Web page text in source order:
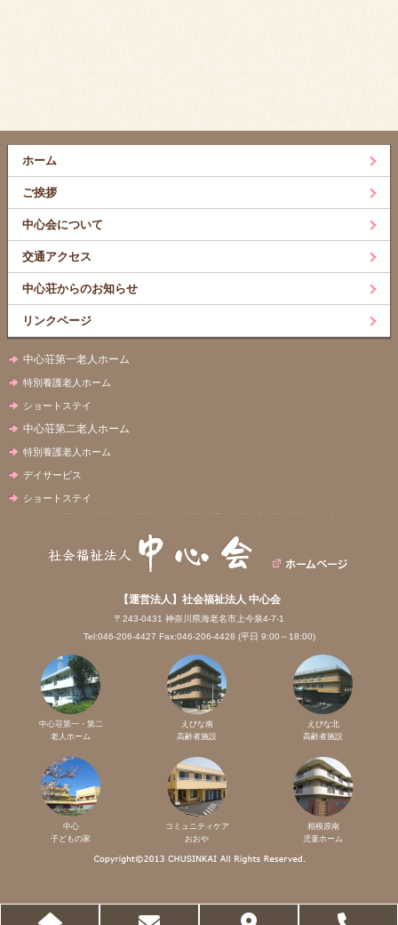
ホーム
ご挨拶
中心会について
交通アクセス
中心荘からのお知らせ
リンクページ
中心荘第一老人ホーム
特別養護老人ホーム
ショートステイ
中心荘第二老人ホーム
特別養護老人ホーム
デイサービス
ショートステイ
【運営法人】社会福祉法人 中心会
〒243-0431 神奈川県海老名市上今泉4-7-1
Tel:046-206-4427 Fax:046-206-4428 (平日 9:00～18:00)
中心荘第一・第二
老人ホーム
えびな南
高齢者施設
えびな北
高齢者施設
中心
子どもの家
コミュニティケア
おおや
相模原南
児童ホーム